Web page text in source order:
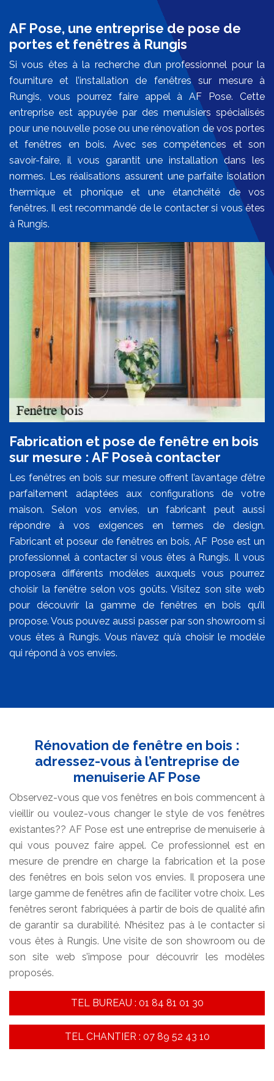
AF Pose, une entreprise de pose de
portes et fenêtres à Rungis
Si vous êtes à la recherche d’un professionnel pour la
fourniture et l’installation de fenêtres sur mesure à
Rungis, vous pourrez faire appel à AF Pose. Cette
entreprise est appuyée par des menuisiers spécialisés
pour une nouvelle pose ou une rénovation de vos portes
et fenêtres en bois. Avec ses compétences et son
savoir-faire, il vous garantit une installation dans les
normes. Les réalisations assurent une parfaite isolation
thermique et phonique et une étanchéité de vos
fenêtres. Il est recommandé de le contacter si vous êtes
à Rungis.
Fabrication et pose de fenêtre en bois
sur mesure : AF Poseà contacter
Les fenêtres en bois sur mesure offrent l’avantage d’être
parfaitement adaptées aux configurations de votre
maison. Selon vos envies, un fabricant peut aussi
répondre à vos exigences en termes de design.
Fabricant et poseur de fenêtres en bois, AF Pose est un
professionnel à contacter si vous êtes à Rungis. Il vous
proposera différents modèles auxquels vous pourrez
choisir la fenêtre selon vos goûts. Visitez son site web
pour découvrir la gamme de fenêtres en bois qu’il
propose. Vous pouvez aussi passer par son showroom si
vous êtes à Rungis. Vous n’avez qu’à choisir le modèle
qui répond à vos envies.
Rénovation de fenêtre en bois :
adressez-vous à l’entreprise de
menuiserie AF Pose
Observez-vous que vos fenêtres en bois commencent à
vieillir ou voulez-vous changer le style de vos fenêtres
existantes?? AF Pose est une entreprise de menuiserie à
qui vous pouvez faire appel. Ce professionnel est en
mesure de prendre en charge la fabrication et la pose
des fenêtres en bois selon vos envies. Il proposera une
large gamme de fenêtres afin de faciliter votre choix. Les
fenêtres seront fabriquées à partir de bois de qualité afin
de garantir sa durabilité. N’hésitez pas à le contacter si
vous êtes à Rungis. Une visite de son showroom ou de
son site web s’impose pour découvrir les modèles
proposés.
TEL BUREAU : 01 84 81 01 30
TEL CHANTIER : 07 89 52 43 10